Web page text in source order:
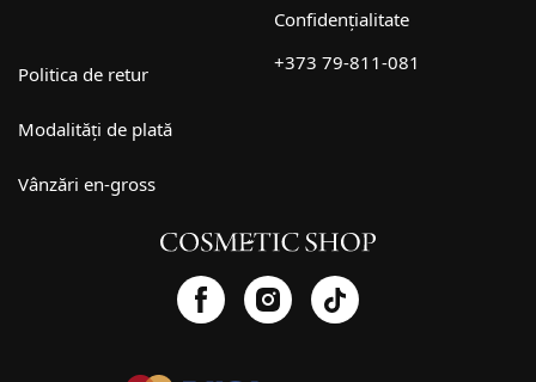
Confidențialitate
Politica de retur
Modalități de plată
Vânzări en-gross
+373 79-811-081